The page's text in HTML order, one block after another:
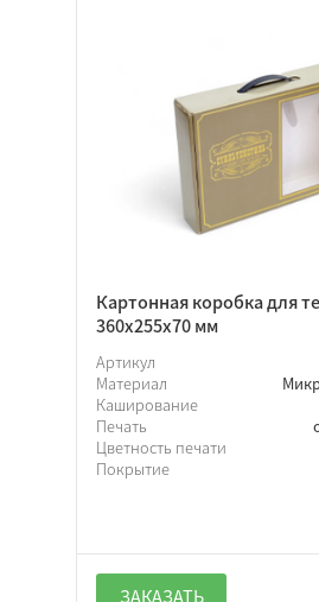
Картонная коробка для
360х255х70 мм
Артикул
Материал
Каширование
Печать
Цветность печати
Покрытие
ЗАКАЗАТЬ